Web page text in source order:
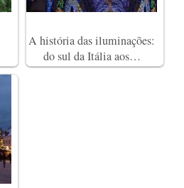
A história das iluminações:
do sul da Itália aos…